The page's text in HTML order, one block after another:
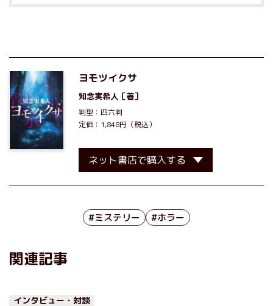
ヨモツイクサ
知念実希人 ［著］
判型：四六判
定価：1,848円（税込）
ネット書店で購入する
#ミステリー #ホラー
関連記事
インタビュー・対談